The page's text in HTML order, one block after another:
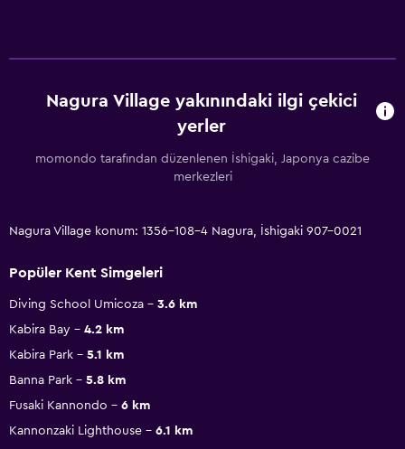
Nagura Village yakınındaki ilgi çekici
yerler
momondo tarafından düzenlenen İshigaki, Japonya cazibe
merkezleri
Nagura Village konum: 1356-108-4 Nagura, İshigaki 907-0021
Popüler Kent Simgeleri
Diving School Umicoza
3.6 km
Kabira Bay
4.2 km
Kabira Park
5.1 km
Banna Park
5.8 km
Fusaki Kannondo
6 km
Kannonzaki Lighthouse
6.1 km